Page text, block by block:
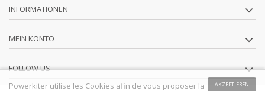
INFORMATIONEN
MEIN KONTO
FOLLOW US
AKZEPTIEREN
Powerkiter utilise les Cookies afin de vous proposer la